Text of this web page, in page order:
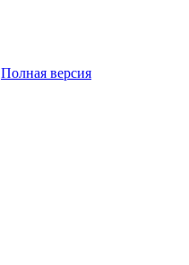
Полная версия